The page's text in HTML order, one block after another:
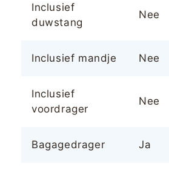
Inclusief
duwstang
Nee
Inclusief mandje Nee
Inclusief
voordrager
Nee
Bagagedrager Ja